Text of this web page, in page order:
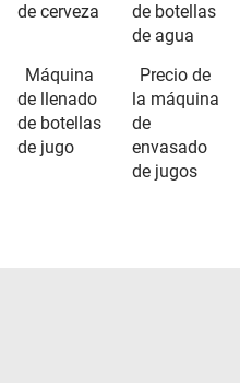
de cerveza
de botellas
de agua
Máquina
de llenado
de botellas
de jugo
Precio de
la máquina
de
envasado
de jugos